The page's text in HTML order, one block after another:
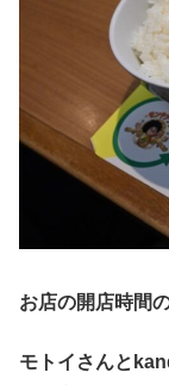
お店の開店時間
モトイさんと